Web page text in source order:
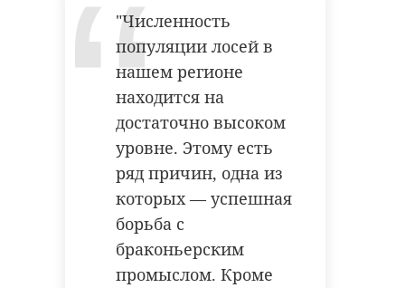
"Численность
популяции лосей в
нашем регионе
находится на
достаточно высоком
уровне. Этому есть
ряд причин, одна из
которых — успешная
борьба с
браконьерским
промыслом. Кроме